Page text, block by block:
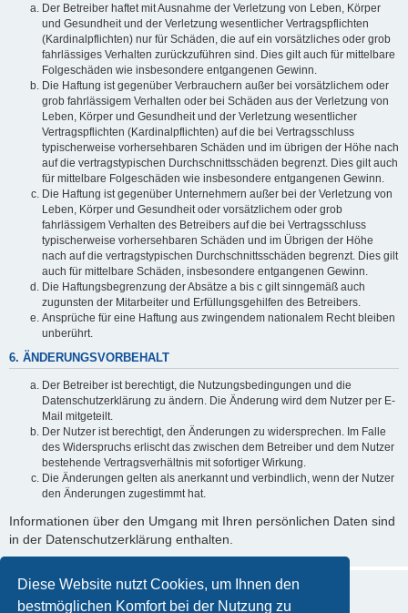
Diese Website nutzt Cookies, um Ihnen den
bestmöglichen Komfort bei der Nutzung zu
Der Betreiber haftet mit Ausnahme der Verletzung von Leben, Körper
und Gesundheit und der Verletzung wesentlicher Vertragspflichten
(Kardinalpflichten) nur für Schäden, die auf ein vorsätzliches oder grob
fahrlässiges Verhalten zurückzuführen sind. Dies gilt auch für mittelbare
Folgeschäden wie insbesondere entgangenen Gewinn.
Die Haftung ist gegenüber Verbrauchern außer bei vorsätzlichem oder
grob fahrlässigem Verhalten oder bei Schäden aus der Verletzung von
Leben, Körper und Gesundheit und der Verletzung wesentlicher
Vertragspflichten (Kardinalpflichten) auf die bei Vertragsschluss
typischerweise vorhersehbaren Schäden und im übrigen der Höhe nach
auf die vertragstypischen Durchschnittsschäden begrenzt. Dies gilt auch
für mittelbare Folgeschäden wie insbesondere entgangenen Gewinn.
Die Haftung ist gegenüber Unternehmern außer bei der Verletzung von
Leben, Körper und Gesundheit oder vorsätzlichem oder grob
fahrlässigem Verhalten des Betreibers auf die bei Vertragsschluss
typischerweise vorhersehbaren Schäden und im Übrigen der Höhe
nach auf die vertragstypischen Durchschnittsschäden begrenzt. Dies gilt
auch für mittelbare Schäden, insbesondere entgangenen Gewinn.
Die Haftungsbegrenzung der Absätze a bis c gilt sinngemäß auch
zugunsten der Mitarbeiter und Erfüllungsgehilfen des Betreibers.
Ansprüche für eine Haftung aus zwingendem nationalem Recht bleiben
unberührt.
6. ÄNDERUNGSVORBEHALT
Der Betreiber ist berechtigt, die Nutzungsbedingungen und die
Datenschutzerklärung zu ändern. Die Änderung wird dem Nutzer per E-
Mail mitgeteilt.
Der Nutzer ist berechtigt, den Änderungen zu widersprechen. Im Falle
des Widerspruchs erlischt das zwischen dem Betreiber und dem Nutzer
bestehende Vertragsverhältnis mit sofortiger Wirkung.
Die Änderungen gelten als anerkannt und verbindlich, wenn der Nutzer
den Änderungen zugestimmt hat.
Informationen über den Umgang mit Ihren persönlichen Daten sind
in der Datenschutzerklärung enthalten.